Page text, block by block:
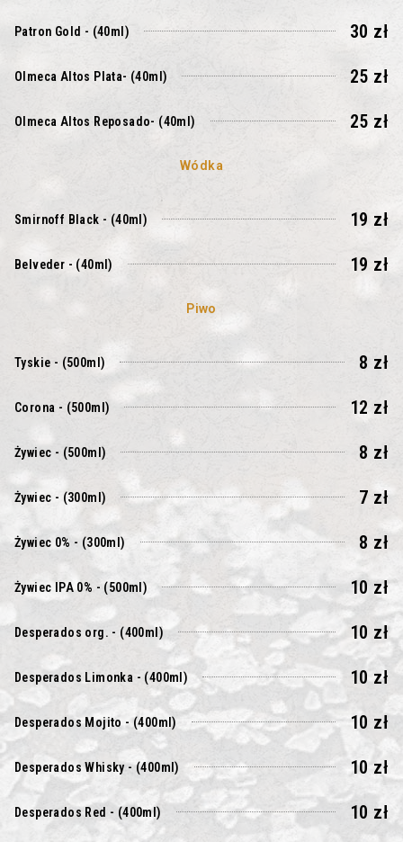
Patron Gold - (40ml) 30 zł
Olmeca Altos Plata- (40ml) 25 zł
Olmeca Altos Reposado- (40ml) 25 zł
Wódka
Smirnoff Black - (40ml) 19 zł
Belveder - (40ml) 19 zł
Piwo
Tyskie - (500ml) 8 zł
Corona - (500ml) 12 zł
Żywiec - (500ml) 8 zł
Żywiec - (300ml) 7 zł
Żywiec 0% - (300ml) 8 zł
Żywiec IPA 0% - (500ml) 10 zł
Desperados org. - (400ml) 10 zł
Desperados Limonka - (400ml) 10 zł
Desperados Mojito - (400ml) 10 zł
Desperados Whisky - (400ml) 10 zł
Desperados Red - (400ml) 10 zł